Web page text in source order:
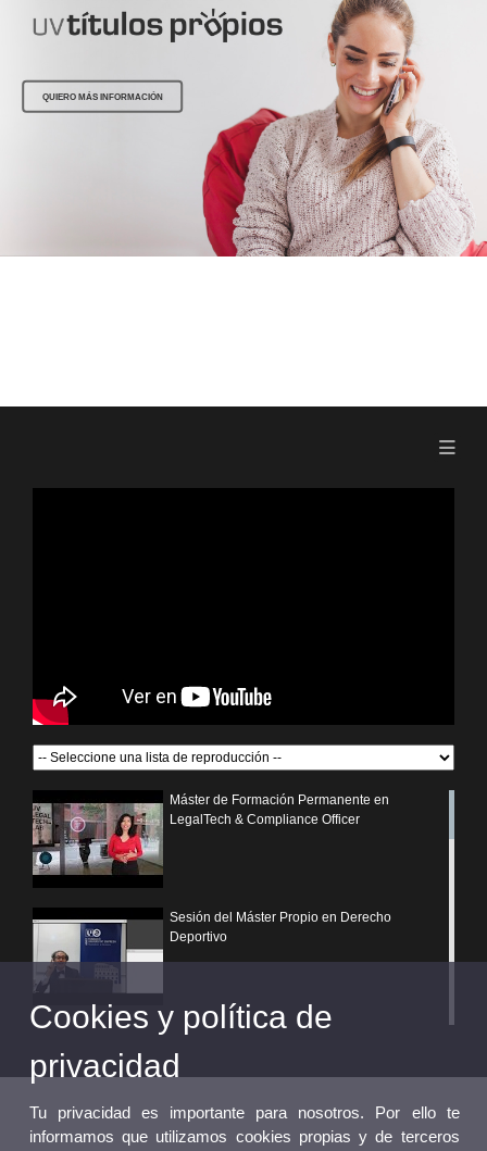
QUIERO MÁS INFORMACIÓN
Máster de Formación Permanente en
LegalTech & Compliance Officer
Sesión del Máster Propio en Derecho
Deportivo
¿Por qué elegir un postgrado propio de la
Universitat de València?
Cookies y política de
privacidad
Tu privacidad es importante para nosotros. Por ello te
informamos que utilizamos cookies propias y de terceros